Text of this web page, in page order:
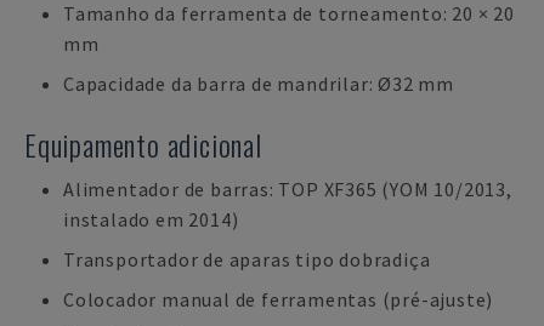
Tamanho da ferramenta de torneamento: 20 × 20
mm
Capacidade da barra de mandrilar: Ø32 mm
Equipamento adicional
Alimentador de barras: TOP XF365 (YOM 10/2013,
instalado em 2014)
Transportador de aparas tipo dobradiça
Colocador manual de ferramentas (pré-ajuste)